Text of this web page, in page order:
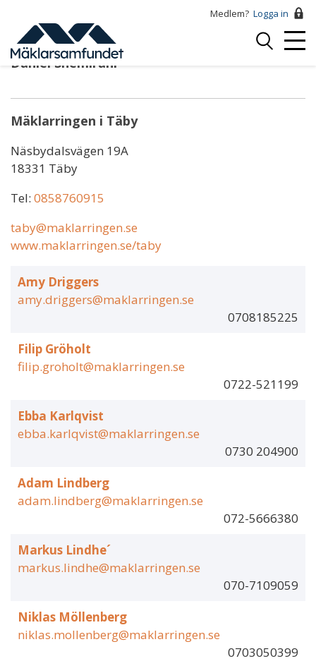
huvudinnehåll
Medlem? Logga in
Logga
Daniel Shemirani
Mäklarringen i Täby
Näsbydalsvägen 19A
18331 Täby
Tel: 0858760915
taby@maklarringen.se
www.maklarringen.se/taby
Amy Driggers
amy.driggers@maklarringen.se
0708185225
Filip Gröholt
filip.groholt@maklarringen.se
0722-521199
Ebba Karlqvist
ebba.karlqvist@maklarringen.se
0730 204900
Adam Lindberg
adam.lindberg@maklarringen.se
072-5666380
Markus Lindhe´
markus.lindhe@maklarringen.se
070-7109059
Niklas Möllenberg
niklas.mollenberg@maklarringen.se
0703050399